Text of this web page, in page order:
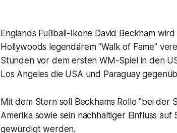
Englands Fußball-Ikone David Beckham
Hollywoods legendärem "Walk of Fame"
Stunden vor dem ersten WM-Spiel in den
Los Angeles die USA und Paraguay
Mit dem Stern soll Beckhams Rolle "bei der
Amerika sowie sein nachhaltiger Einfluss
gewürdigt werden.